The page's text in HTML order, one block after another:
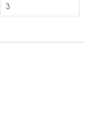
3